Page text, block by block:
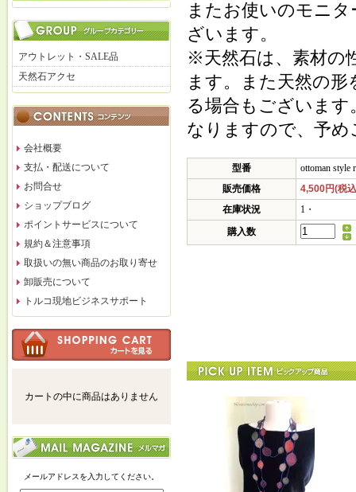
アウトレット・SALE品
天然石アクセ
会社概要
支払・配送について
お問合せ
ショップブログ
ポイントサービスについて
規約＆注意事項
取扱いの無い商品のお取り寄せ
卸販売について
トルコ現地ビジネスサポート
カートの中に商品はありません
メールアドレスを入力してください。
またお使いのモニ
ざいます。
※天然石は、素材の
ます。また天然の
る場合もございま
なりますので、予
型番
ottoman style
販売価格
4,500円(税
在庫状況
1・
購入数